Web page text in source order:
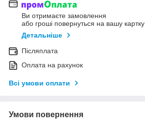
Ви отримаєте замовлення
або гроші повернуться на вашу картку
Детальніше
Післяплата
Оплата на рахунок
Всі умови оплати
Умови повернення